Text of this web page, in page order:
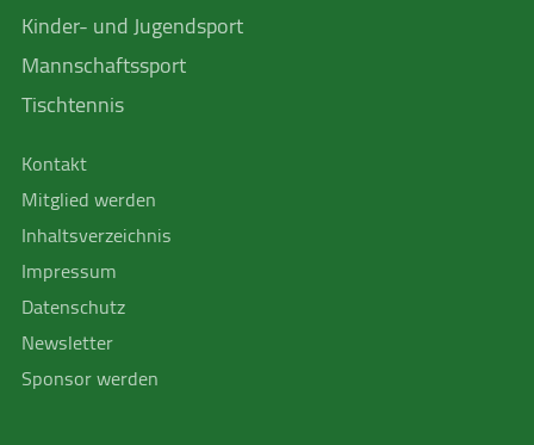
Kinder- und Jugendsport
Mannschafts­sport
Tischtennis
Kontakt
Mitglied werden
Inhaltsverzeichnis
Impressum
Datenschutz
Newsletter
Sponsor werden